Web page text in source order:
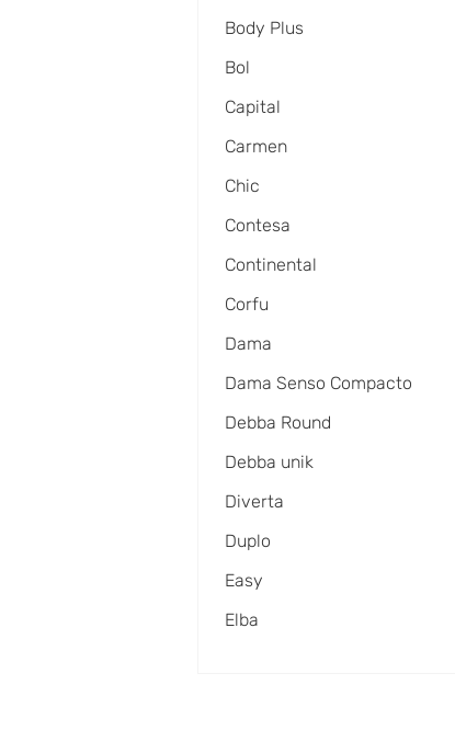
Body Plus
Bol
Capital
Carmen
Chic
Contesa
Continental
Corfu
Dama
Dama Senso Compacto
Debba Round
Debba unik
Diverta
Duplo
Easy
Elba